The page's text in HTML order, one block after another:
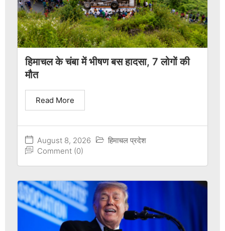
हिमाचल के चंबा में भीषण बस हादसा, 7 लोगों की
मौत
August 8, 2026
हिमाचल प्रदेश
Comment (0)
Read More